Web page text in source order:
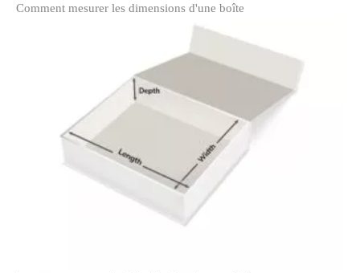
Comment mesurer les dimensions d'une boîte